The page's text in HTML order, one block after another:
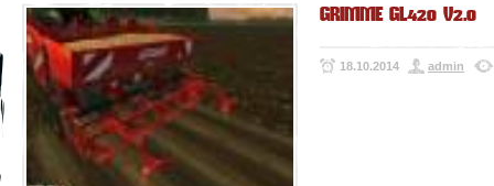
GRIMME GL420 V2.0
18.10.2014 admin